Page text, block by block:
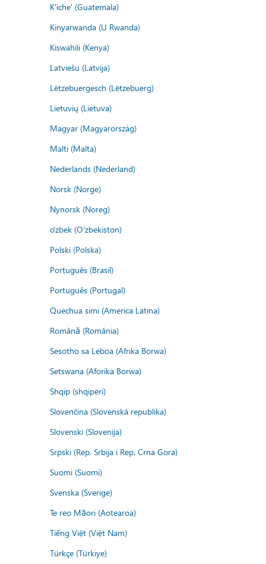
K'iche' (Guatemala)
Kinyarwanda (U Rwanda)
Kiswahili (Kenya)
Latviešu (Latvija)
Lëtzebuergesch (Lëtzebuerg)
Lietuvių (Lietuva)
Magyar (Magyarország)
Malti (Malta)
Nederlands (Nederland)
Norsk (Norge)
Nynorsk (Noreg)
o'zbek (O'zbekiston)
Polski (Polska)
Português (Brasil)
Português (Portugal)
Quechua simi (America Latina)
Română (România)
Sesotho sa Leboa (Afrika Borwa)
Setswana (Aforika Borwa)
Shqip (shqipëri)
Slovenčina (Slovenská republika)
Slovenski (Slovenija)
Srpski (Rep. Srbija i Rep. Crna Gora)
Suomi (Suomi)
Svenska (Sverige)
Te reo Māori (Aotearoa)
Tiếng Việt (Việt Nam)
Türkçe (Türkiye)